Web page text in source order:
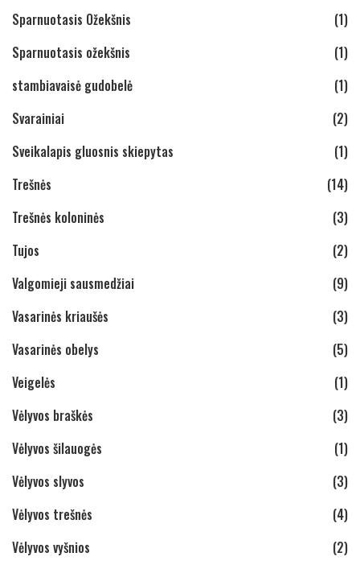
Sparnuotasis Ožekšnis
(1)
Sparnuotasis ožekšnis
(1)
stambiavaisė gudobelė
(1)
Svarainiai
(2)
Sveikalapis gluosnis skiepytas
(1)
Trešnės
(14)
Trešnės koloninės
(3)
Tujos
(2)
Valgomieji sausmedžiai
(9)
Vasarinės kriaušės
(3)
Vasarinės obelys
(5)
Veigelės
(1)
Vėlyvos braškės
(3)
Vėlyvos šilauogės
(1)
Vėlyvos slyvos
(3)
Vėlyvos trešnės
(4)
Vėlyvos vyšnios
(2)